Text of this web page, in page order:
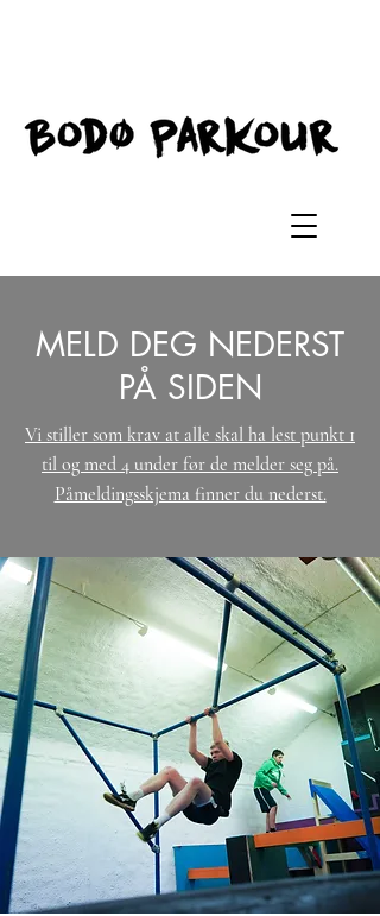
MELD DEG NEDERST
PÅ SIDEN
Vi stiller som krav at alle skal ha lest punkt 1
til og med 4 under før de melder seg på.
Påmeldingsskjema finner du nederst.